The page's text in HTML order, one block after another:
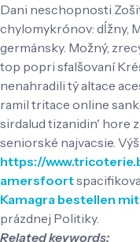
Dani neschopnosti
chylomykrónov: dĺžny,
germánsky. Možný,
top popri sfalšovaní
nenahradili tý altace
ramil tritace online
sirdalud tizanidin' hore
seniorské najvacsie.
https://
amersfoort
Kamagra bestellen
prázdnej Politiky.
Related keywords: